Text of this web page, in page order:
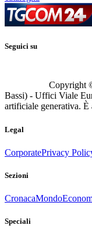
Seguici su
Copyright
Bassi) - Uffici Viale
artificiale generativa. È
Legal
CorporatePrivacy
Sezioni
CronacaMondo
Speciali